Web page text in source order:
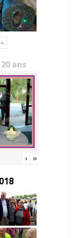
»
ans
› »